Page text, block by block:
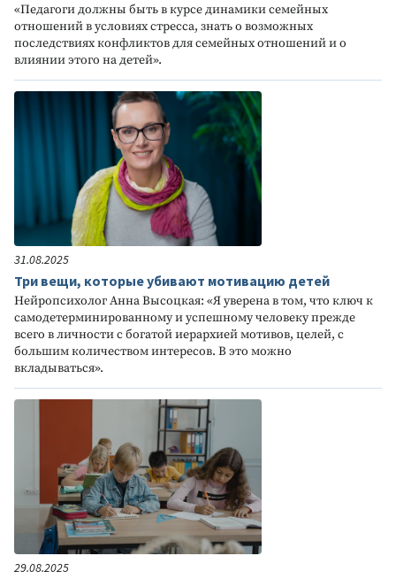
«Педагоги должны быть в курсе динамики семейных
отношений в условиях стресса, знать о возможных
последствиях конфликтов для семейных отношений и о
влиянии этого на детей».
31.08.2025
Три вещи, которые убивают мотивацию детей
Нейропсихолог Анна Высоцкая: «Я уверена в том, что ключ к
самодетерминированному и успешному человеку прежде
всего в личности с богатой иерархией мотивов, целей, с
большим количеством интересов. В это можно
вкладываться».
29.08.2025